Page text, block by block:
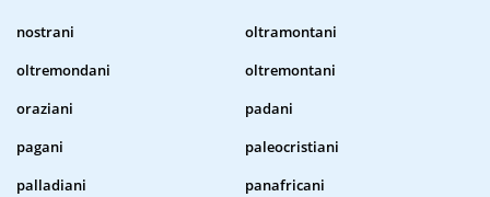
nostrani
oltramontani
oltremondani
oltremontani
oraziani
padani
pagani
paleocristiani
palladiani
panafricani